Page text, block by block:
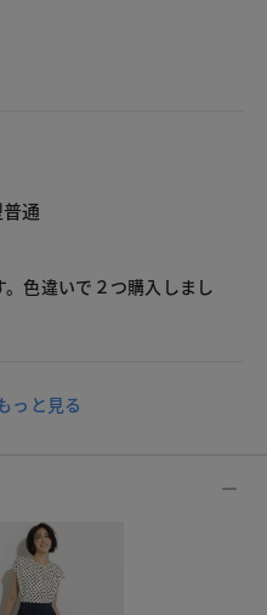
通
色違いで２つ購入しまし
っと見る